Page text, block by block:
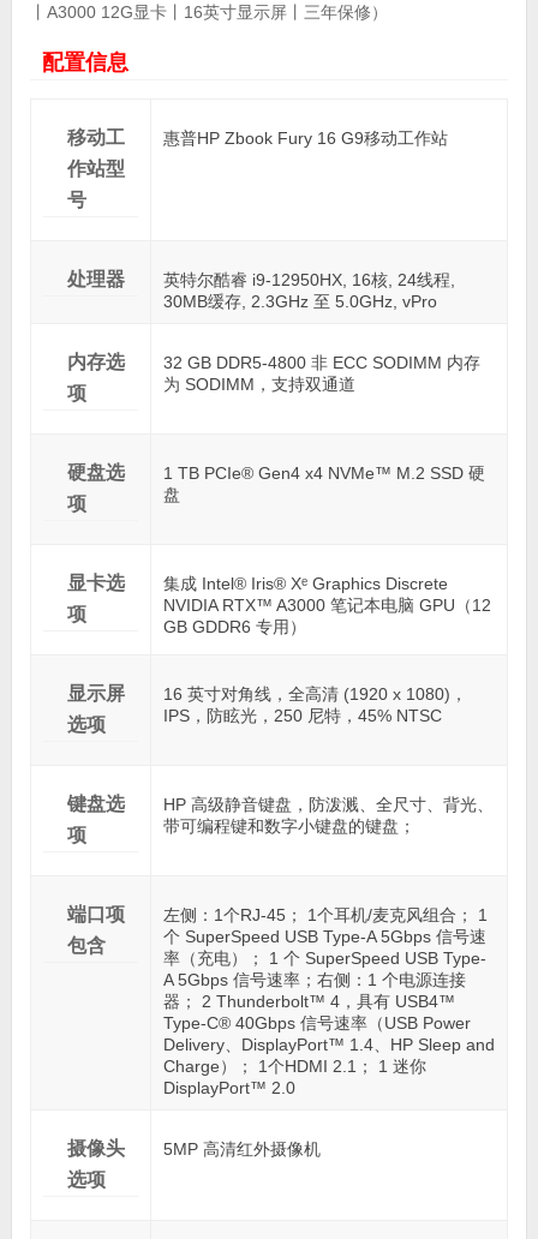
丨A3000 12G显卡丨16英寸显示屏丨三年保修）
配置信息
移动工
作站型
号
惠普HP Zbook Fury 16 G9移动工作站
处理器
英特尔酷睿 i9-12950HX, 16核, 24线程,
30MB缓存, 2.3GHz 至 5.0GHz, vPro
内存选
项
32 GB DDR5-4800 非 ECC SODIMM 内存
为 SODIMM，支持双通道
硬盘选
项
1 TB PCIe® Gen4 x4 NVMe™ M.2 SSD 硬
盘
显卡选
项
集成 Intel® Iris® Xᵉ Graphics Discrete
NVIDIA RTX™ A3000 笔记本电脑 GPU（12
GB GDDR6 专用）
显示屏
选项
16 英寸对角线，全高清 (1920 x 1080)，
IPS，防眩光，250 尼特，45% NTSC
键盘选
项
HP 高级静音键盘，防泼溅、全尺寸、背光、
带可编程键和数字小键盘的键盘；
端口项
包含
左侧：1个RJ-45； 1个耳机/麦克风组合； 1
个 SuperSpeed USB Type-A 5Gbps 信号速
率（充电）； 1 个 SuperSpeed USB Type-
A 5Gbps 信号速率；右侧：1 个电源连接
器； 2 Thunderbolt™ 4，具有 USB4™
Type-C® 40Gbps 信号速率（USB Power
Delivery、DisplayPort™ 1.4、HP Sleep and
Charge）； 1个HDMI 2.1； 1 迷你
DisplayPort™ 2.0
摄像头
选项
5MP 高清红外摄像机